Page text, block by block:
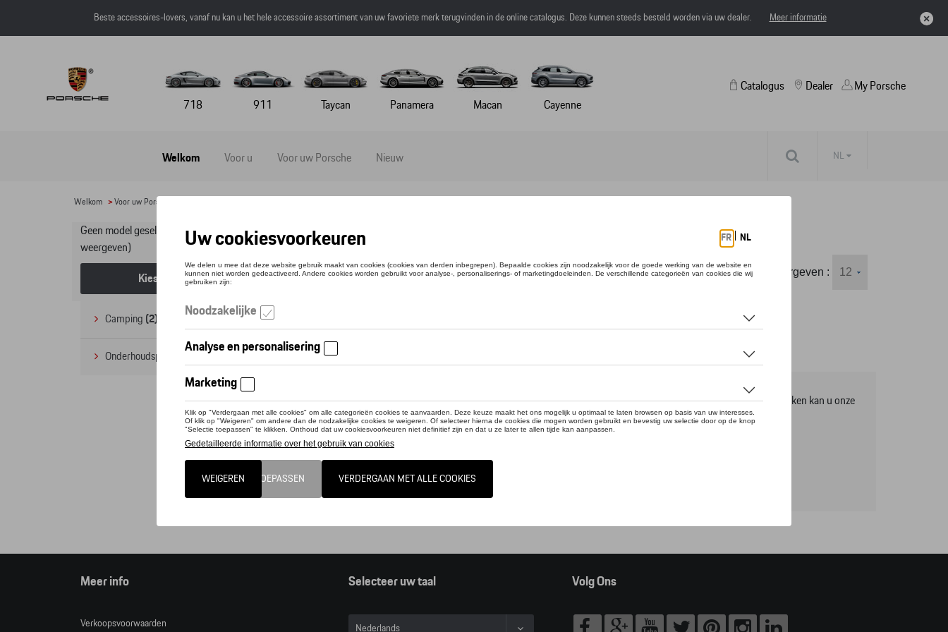
Beste accessoires-lovers, vanaf nu kan u het hele accessoire assortiment van uw favoriete merk terugvinden in de online catalogus. Deze kunnen steeds besteld worden via uw dealer. Meer informatie
718 911 Taycan Panamera Macan Cayenne
Catalogus
Welkom Voor u Voor uw Porsche Nieuw
Dealer My Porsche
NL
Welkom >Voor uw Porsche
Geen model geselecteerd (Alles
weergeven)
Kies een model
Camping (2)
Onderhoudsproducten (1)
Vrouwen
Weergeven :
Deze online shop biedt u enkel een selectie uit ons Tequipment accessoire gamma, om het volledige gamma te ontdekken kan u onze
Tequipment accessoire zoeker raadplegen.
Opgelet, door op deze link te klikken verlaat u de online shop en kan u dus geen artikels online bestellen.
Catalogus Porsche
Meer info
Verkoopsvoorwaarden
Selecteer uw taal
Nederlands
Volg Ons